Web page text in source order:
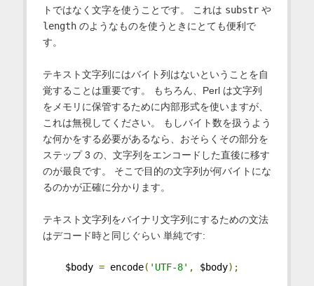
トではなく文字を使うことです。 これは substrや
lengthのようなものを使うときにとても便利で
す。
テキスト文字列にはバイト列はないということを自
覚することは重要です。 もちろん、Perl は文字列
をメモリに保管するために内部形式を使いますが、
これは無視してください。 もしバイト数を扱うよう
な何かをする必要があるなら、おそらくその部分を
ステップ 3 の、文字列をエンコードした直後に移す
のが最良です。 そこで目的の文字列が何バイトにな
るのかが正確に分かります。
テキスト文字列をバイナリ文字列にするための文法
はデコード時と同じぐらい 単純です:
$body = encode( 'UTF-8' , $body);